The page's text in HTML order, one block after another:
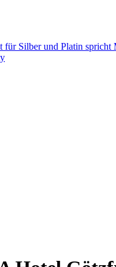
für Silber und Platin spricht